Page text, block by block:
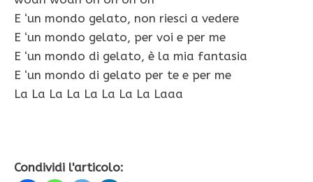
E ‘un mondo gelato, non riesci a vedere
E ‘un mondo gelato, per voi e per me
E ‘un mondo di gelato, è la mia fantasia
E ‘un mondo di gelato per te e per me
La La La La La La La La Laaa
Condividi l'articolo: